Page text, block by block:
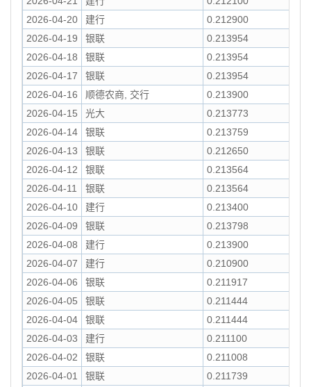
2026-04-20
建行
0.212900
2026-04-19
银联
0.213954
2026-04-18
银联
0.213954
2026-04-17
银联
0.213954
2026-04-16
顺德农商, 交行
0.213900
2026-04-15
光大
0.213773
2026-04-14
银联
0.213759
2026-04-13
银联
0.212650
2026-04-12
银联
0.213564
2026-04-11
银联
0.213564
2026-04-10
建行
0.213400
2026-04-09
银联
0.213798
2026-04-08
建行
0.213900
2026-04-07
建行
0.210900
2026-04-06
银联
0.211917
2026-04-05
银联
0.211444
2026-04-04
银联
0.211444
2026-04-03
建行
0.211100
2026-04-02
银联
0.211008
2026-04-01
银联
0.211739